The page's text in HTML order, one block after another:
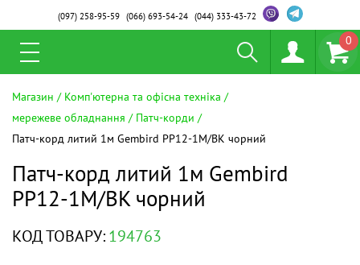
(097)258-95-59 (066)693-54-24 (044)333-43-72
0
Магазин
Комп'ютерна та офісна техніка
мережеве обладнання
Патч-корди
Патч-корд литий 1м Gembird PP12-1M/BK чорний
Патч-корд литий 1м Gembird
PP12-1M/BK чорний
КОД ТОВАРУ:194763